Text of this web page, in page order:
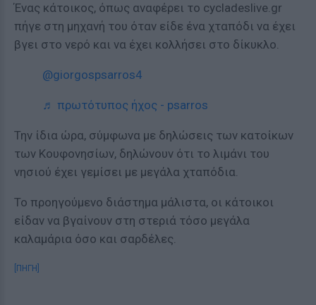
Ένας κάτοικος, όπως αναφέρει το cycladeslive.gr
πήγε στη μηχανή του όταν είδε ένα χταπόδι να έχει
βγει στο νερό και να έχει κολλήσει στο δίκυκλο.
@giorgospsarros4
♬ πρωτότυπος ήχος - psarros
Την ίδια ώρα, σύμφωνα με δηλώσεις των κατοίκων
των Κουφονησίων, δηλώνουν ότι το λιμάνι του
νησιού έχει γεμίσει με μεγάλα χταπόδια.
Το προηγούμενο διάστημα μάλιστα, οι κάτοικοι
είδαν να βγαίνουν στη στεριά τόσο μεγάλα
καλαμάρια όσο και σαρδέλες.
[ΠΗΓΗ]